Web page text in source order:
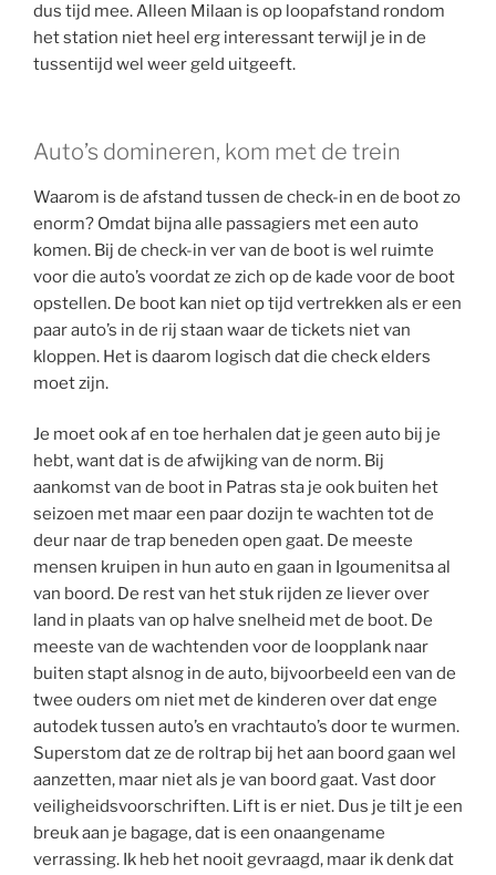
dus tijd mee. Alleen Milaan is op loopafstand rondom
het station niet heel erg interessant terwijl je in de
tussentijd wel weer geld uitgeeft.
Auto’s domineren, kom met de trein
Waarom is de afstand tussen de check-in en de boot zo
enorm? Omdat bijna alle passagiers met een auto
komen. Bij de check-in ver van de boot is wel ruimte
voor die auto’s voordat ze zich op de kade voor de boot
opstellen. De boot kan niet op tijd vertrekken als er een
paar auto’s in de rij staan waar de tickets niet van
kloppen. Het is daarom logisch dat die check elders
moet zijn.
Je moet ook af en toe herhalen dat je geen auto bij je
hebt, want dat is de afwijking van de norm. Bij
aankomst van de boot in Patras sta je ook buiten het
seizoen met maar een paar dozijn te wachten tot de
deur naar de trap beneden open gaat. De meeste
mensen kruipen in hun auto en gaan in Igoumenitsa al
van boord. De rest van het stuk rijden ze liever over
land in plaats van op halve snelheid met de boot. De
meeste van de wachtenden voor de loopplank naar
buiten stapt alsnog in de auto, bijvoorbeeld een van de
twee ouders om niet met de kinderen over dat enge
autodek tussen auto’s en vrachtauto’s door te wurmen.
Superstom dat ze de roltrap bij het aan boord gaan wel
aanzetten, maar niet als je van boord gaat. Vast door
veiligheidsvoorschriften. Lift is er niet. Dus je tilt je een
breuk aan je bagage, dat is een onaangename
verrassing. Ik heb het nooit gevraagd, maar ik denk dat